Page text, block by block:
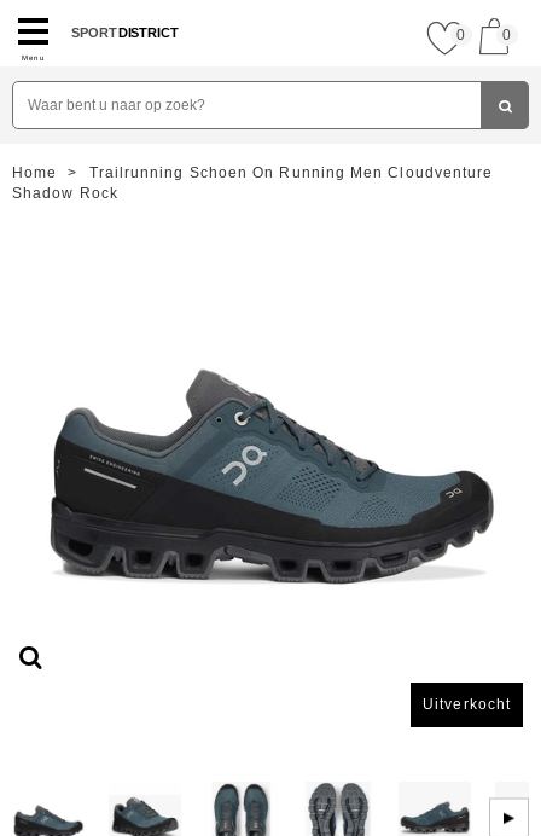
Menu
SPORTDISTRICT 0 0
Home >
Trailrunning Schoen On Running Men Cloudventure
Shadow Rock
Uitverkocht
▶